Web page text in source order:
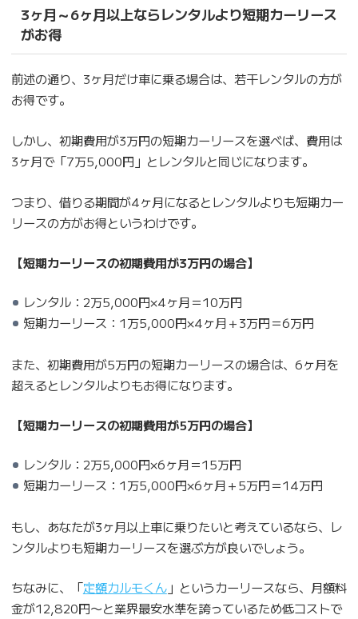
3ヶ月～6ヶ月以上ならレンタルより短期カーリース
がお得
前述の通り、3ヶ月だけ車に乗る場合は、若干レンタルの方が
お得です。
しかし、初期費用が3万円の短期カーリースを選べば、費用は
3ヶ月で「7万5,000円」とレンタルと同じになります。
つまり、借りる期間が4ヶ月になるとレンタルよりも短期カー
リースの方がお得というわけです。
【短期カーリースの初期費用が3万円の場合】
レンタル：2万5,000円×4ヶ月＝10万円
短期カーリース：1万5,000円×4ヶ月＋3万円＝6万円
また、初期費用が5万円の短期カーリースの場合は、6ヶ月を
超えるとレンタルよりもお得になります。
【短期カーリースの初期費用が5万円の場合】
レンタル：2万5,000円×6ヶ月＝15万円
短期カーリース：1万5,000円×6ヶ月＋5万円＝14万円
もし、あなたが3ヶ月以上車に乗りたいと考えているなら、レ
ンタルよりも短期カーリースを選ぶ方が良いでしょう。
ちなみに、「定額カルモくん」というカーリースなら、月額料
金が12,820円〜と業界最安水準を誇っているため低コストで